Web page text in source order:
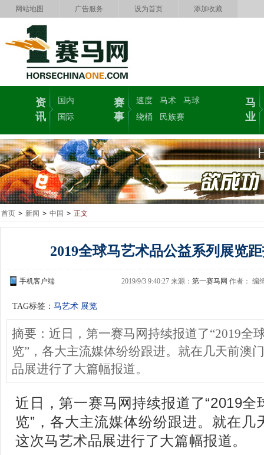
网站地图 广告服务 设为首页 添加收藏
资
讯
国内
国际
赛
事
速度 马术
马球
绕桶
民族赛
马
业
首页 > 新闻 > 中国 > 正文
2019全球马艺术品公益系列展览
手机客户端 2019/9/3 9:40:27 来源：第一赛马网 作者： 编
TAG标签： 马艺术 展览
摘要：近日，第一赛马网持续报道了“2019全
览”，各大主流媒体纷纷跟进。就在几天前澳
品展进行了大篇幅报道。
近日，第一赛马网持续报道了“2019
览”，各大主流媒体纷纷跟进。就在几
这次马艺术品展进行了大篇幅报道。